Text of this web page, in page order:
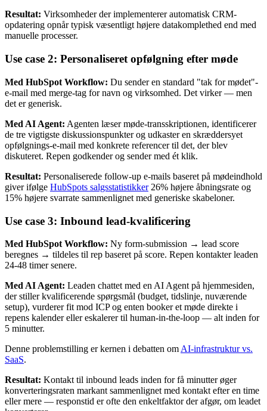
Resultat: Virksomheder der implementerer automatisk CRM-
opdatering opnår typisk væsentligt højere datakomplethed end med
manuelle processer.
Use case 2: Personaliseret opfølgning efter møde
Med HubSpot Workflow: Du sender en standard "tak for mødet"-
e-mail med merge-tag for navn og virksomhed. Det virker — men
det er generisk.
Med AI Agent: Agenten læser møde-transskriptionen, identificerer
de tre vigtigste diskussionspunkter og udkaster en skræddersyet
opfølgnings-e-mail med konkrete referencer til det, der blev
diskuteret. Repen godkender og sender med ét klik.
Resultat: Personaliserede follow-up e-mails baseret på mødeindhold
giver ifølge HubSpots salgsstatistikker26% højere åbningsrate og
15% højere svarrate sammenlignet med generiske skabeloner.
Use case 3: Inbound lead-kvalificering
Med HubSpot Workflow: Ny form-submission → lead score
beregnes → tildeles til rep baseret på score. Repen kontakter leaden
24-48 timer senere.
Med AI Agent: Leaden chattet med en AI Agent på hjemmesiden,
der stiller kvalificerende spørgsmål (budget, tidslinje, nuværende
setup), vurderer fit mod ICP og enten booker et møde direkte i
repens kalender eller eskalerer til human-in-the-loop — alt inden for
5 minutter.
Denne problemstilling er kernen i debatten om AI-infrastruktur vs.
SaaS.
Resultat: Kontakt til inbound leads inden for få minutter øger
konverteringsraten markant sammenlignet med kontakt efter en time
eller mere — responstid er ofte den enkeltfaktor der afgør, om leadet